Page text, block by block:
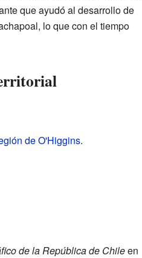
que ayudó al desarrollo de
lo que con el tiempo
de O'Higgins.
de la República de Chileen